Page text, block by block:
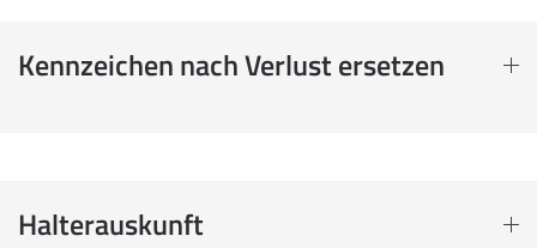
Kennzeichen nach Verlust ersetzen
Halterauskunft